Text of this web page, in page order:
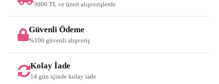
3000 TL ve üzeri alışverişlerde
Güvenli Ödeme
%100 güvenli alışveriş
Kolay İade
14 gün içinde kolay iade